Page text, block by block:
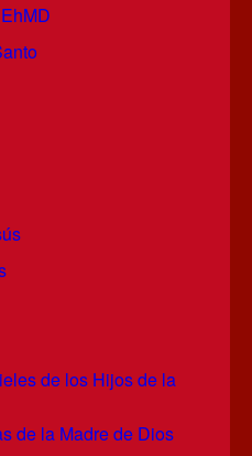
de los Hijos de la
de la Madre de Dios